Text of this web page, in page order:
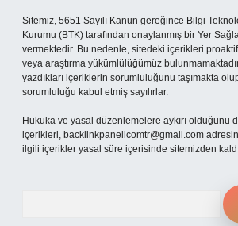
Sitemiz, 5651 Sayılı Kanun gereğince Bilgi
Kurumu (BTK) tarafından onaylanmış bir Yer
vermektedir. Bu nedenle, sitedeki içerikleri
veya araştırma yükümlülüğümüz
yazdıkları içeriklerin sorumluluğunu taşımakta
sorumluluğu kabul etmiş sayılırlar.
Hukuka ve yasal düzenlemelere aykırı olduğunu
içerikleri, backlinkpanelicomtr@gmail.com
ilgili içerikler yasal süre içerisinde sitemizden